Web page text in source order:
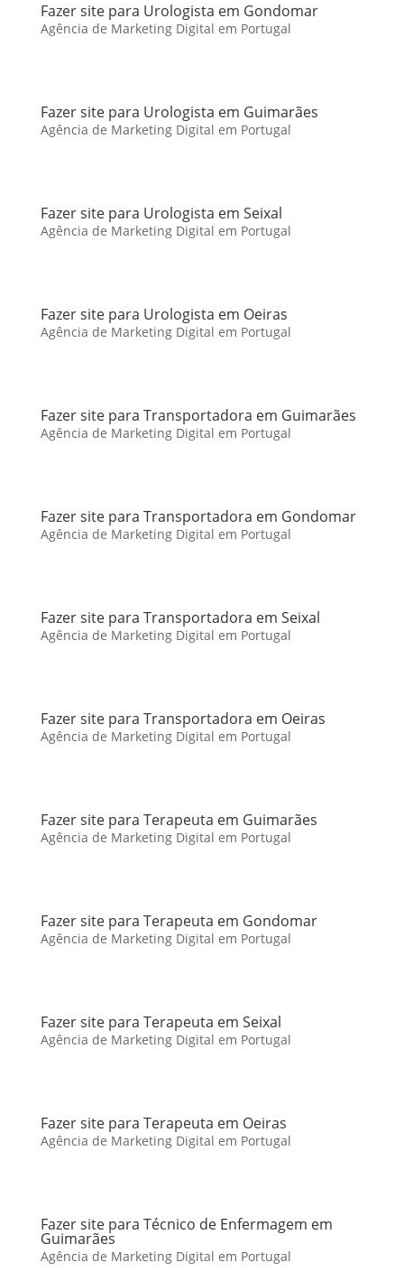
Fazer site para Urologista em Gondomar
Agência de Marketing Digital em Portugal
Fazer site para Urologista em Guimarães
Agência de Marketing Digital em Portugal
Fazer site para Urologista em Seixal
Agência de Marketing Digital em Portugal
Fazer site para Urologista em Oeiras
Agência de Marketing Digital em Portugal
Fazer site para Transportadora em Guimarães
Agência de Marketing Digital em Portugal
Fazer site para Transportadora em Gondomar
Agência de Marketing Digital em Portugal
Fazer site para Transportadora em Seixal
Agência de Marketing Digital em Portugal
Fazer site para Transportadora em Oeiras
Agência de Marketing Digital em Portugal
Fazer site para Terapeuta em Guimarães
Agência de Marketing Digital em Portugal
Fazer site para Terapeuta em Gondomar
Agência de Marketing Digital em Portugal
Fazer site para Terapeuta em Seixal
Agência de Marketing Digital em Portugal
Fazer site para Terapeuta em Oeiras
Agência de Marketing Digital em Portugal
Fazer site para Técnico de Enfermagem em
Guimarães
Agência de Marketing Digital em Portugal